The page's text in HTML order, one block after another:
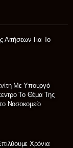
Αιτήσεων Για Το
Με Υπουργό
Το Θέμα Της
Νοσοκομείο
Χρόνια